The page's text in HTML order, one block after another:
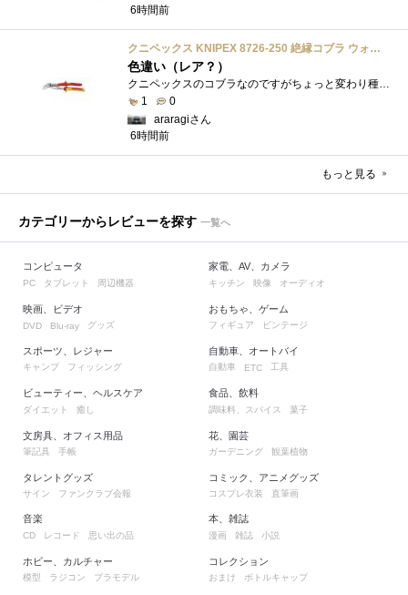
6時間前
クニペックス KNIPEX 8726-250 絶縁コブラ ウォーターポンププライヤー 1000V
色違い（レア？）
1
0
araragiさん
6時間前
もっと見る
カテゴリーからレビューを探す 一覧へ
コンピュータ
PC タブレット 周辺機器
映画、ビデオ
DVD Blu-ray グッズ
スポーツ、レジャー
キャンプ フィッシング
ビューティー、ヘルスケア
ダイエット 癒し
文房具、オフィス用品
筆記具 手帳
タレントグッズ
サイン ファンクラブ会報
家電、AV、カメラ
キッチン 映像 オーディオ
おもちゃ、ゲーム
フィギュア ビンテージ
自動車、オートバイ
自動車 ETC 工具
食品、飲料
調味料、スパイス 菓子
花、園芸
ガーデニング 観葉植物
コミック、アニメグッズ
コスプレ衣装 直筆画
音楽
CD レコード 思い出の品
ホビー、カルチャー
模型 ラジコン プラモデル
本、雑誌
漫画 雑誌 小説
コレクション
おまけ ボトルキャップ